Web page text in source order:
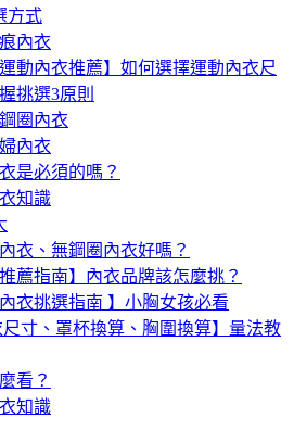
方式
內衣
運動內衣推薦】如何選擇運動內衣尺
挑選3原則
圈內衣
內衣
是必須的嗎？
知識
衣、無鋼圈內衣好嗎？
推薦指南】內衣品牌該怎麼挑？
內衣挑選指南 】小胸女孩必看
尺寸、罩杯換算、胸圍換算】量法教
看？
知識